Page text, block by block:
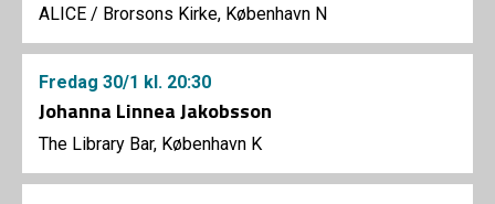
ALICE / Brorsons Kirke, København N
Fredag 30/1 kl. 20:30
Johanna Linnea Jakobsson
The Library Bar, København K